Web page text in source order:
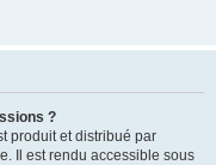
?
produit et distribué par
Il est rendu accessible sous